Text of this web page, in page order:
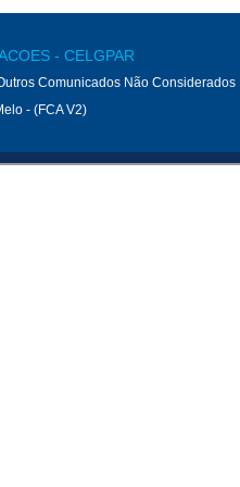
- CELGPAR
Comunicados Não Considerados
- (FCA V2)